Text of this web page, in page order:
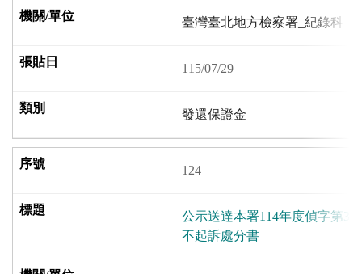
臺灣臺北地方檢察署_紀錄科
115/07/29
發還保證金
124
公示送達本署114年度偵字第
不起訴處分書